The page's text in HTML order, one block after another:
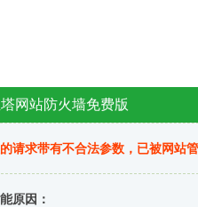
网站防火墙免费版
请求带有不合法参数，已被网站
原因：